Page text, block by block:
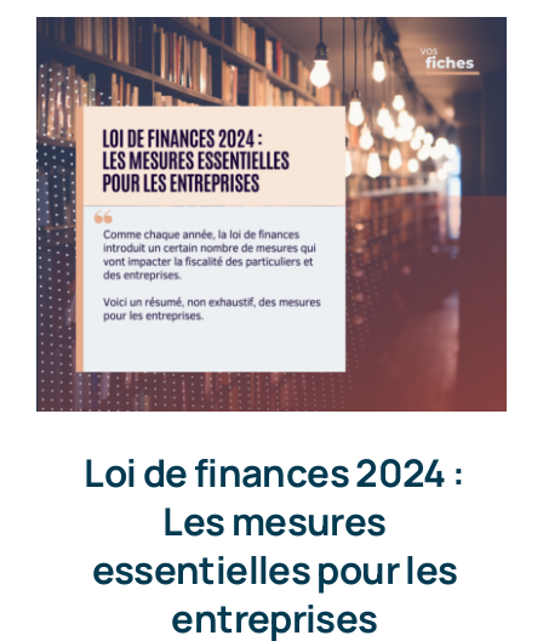
Loi de finances 2024 :
Les mesures
essentielles pour les
entreprises